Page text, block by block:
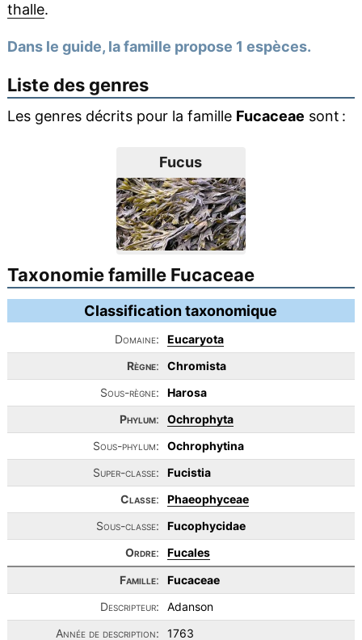
thalle.
Dans le guide, la famille propose 1 espèces.
Liste des genres
Les genres décrits pour la famille Fucaceae sont :
Fucus
Taxonomie famille Fucaceae
Classification taxonomique
Domaine:
Eucaryota
Règne:
Chromista
Sous-règne:
Harosa
Phylum:
Ochrophyta
Sous-phylum:
Ochrophytina
Super-classe:
Fucistia
Classe:
Phaeophyceae
Sous-classe:
Fucophycidae
Ordre:
Fucales
Famille:
Fucaceae
Descripteur:
Adanson
Année de description:
1763